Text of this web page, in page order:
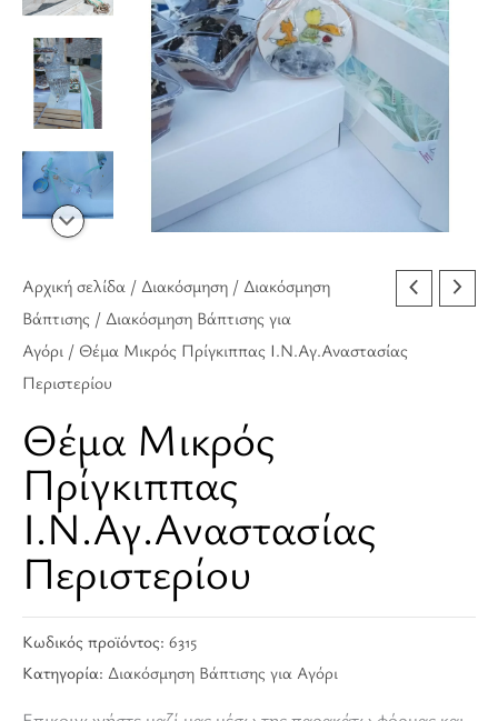
Αρχική σελίδα /Διακόσμηση /Διακόσμηση
Βάπτισης /Διακόσμηση Βάπτισης για
Αγόρι / Θέμα Μικρός Πρίγκιππας Ι.Ν.Αγ.Αναστασίας
Περιστερίου
Θέμα Μικρός
Πρίγκιππας
Ι.Ν.Αγ.Αναστασίας
Περιστερίου
Κωδικός προϊόντος: 6315
Κατηγορία: Διακόσμηση Βάπτισης για Αγόρι